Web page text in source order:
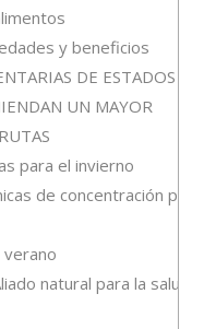
y beneficios
DE ESTADOS
UN MAYOR
para el invierno
de concentración para
verano
natural para la salud